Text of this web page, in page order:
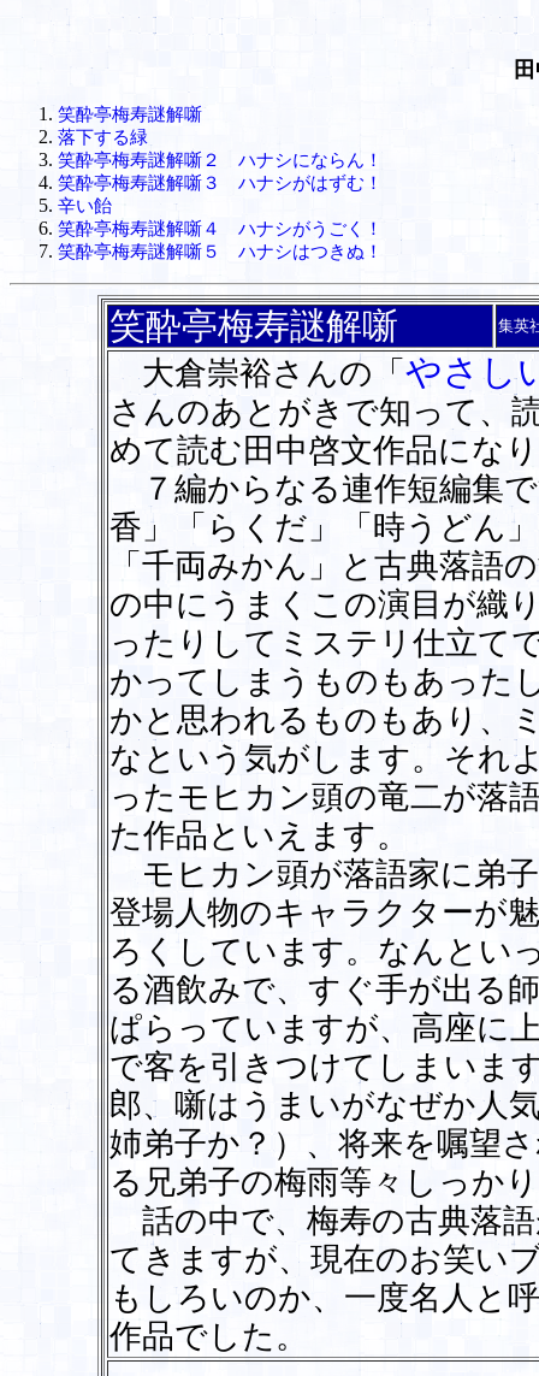
笑酔亭梅寿謎解噺
落下する緑
笑酔亭梅寿謎解噺２ ハナシにならん！
笑酔亭梅寿謎解噺３ ハナシがはずむ！
辛い飴
笑酔亭梅寿謎解噺４ ハナシがうごく！
笑酔亭梅寿謎解噺５ ハナシはつきぬ！
笑酔亭梅寿謎解噺 集英
大倉崇裕さんの「 やさし
さんのあとがきで知って、
めて読む田中啓文作品にな
７編からなる連作短編集
香」「らくだ」「時うどん
「千両みかん」と古典落語
の中にうまくこの演目が織
ったりしてミステリ仕立て
かってしまうものもあった
かと思われるものもあり、
なという気がします。それ
ったモヒカン頭の竜二が落
た作品といえます。
モヒカン頭が落語家に弟
登場人物のキャラクターが
ろくしています。なんとい
る酒飲みで、すぐ手が出る
ぱらっていますが、高座に
で客を引きつけてしまいま
郎、噺はうまいがなぜか人
姉弟子か？）、将来を嘱望
る兄弟子の梅雨等々しっか
話の中で、梅寿の古典落
てきますが、現在のお笑い
もしろいのか、一度名人と
作品でした。